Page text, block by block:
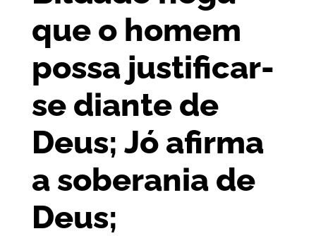
que o homem
possa justificar-
se diante de
Deus; Jó afirma
a soberania de
Deus;